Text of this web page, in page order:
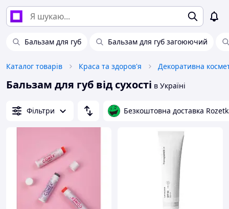
Бальзам для губ Бальзам для губ загоюючий
Каталог товарів Краса та здоров'я Декоративна
Бальзам для губ від сухості в Україні
Фільтри Безкоштовна доставка